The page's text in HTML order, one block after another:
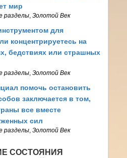
мир
разделы ,Золотой Век
для
концентрируетесь на
бедствиях или страшных
разделы ,Золотой Век
помочь остановить
заключается в том,
все вместе
сил
разделы ,Золотой Век
СОСТОЯНИЯ